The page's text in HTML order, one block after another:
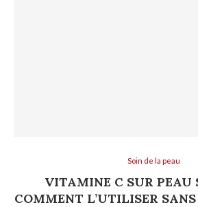
Soin de la peau
VITAMINE C SUR PEAU
COMMENT L’UTILISER